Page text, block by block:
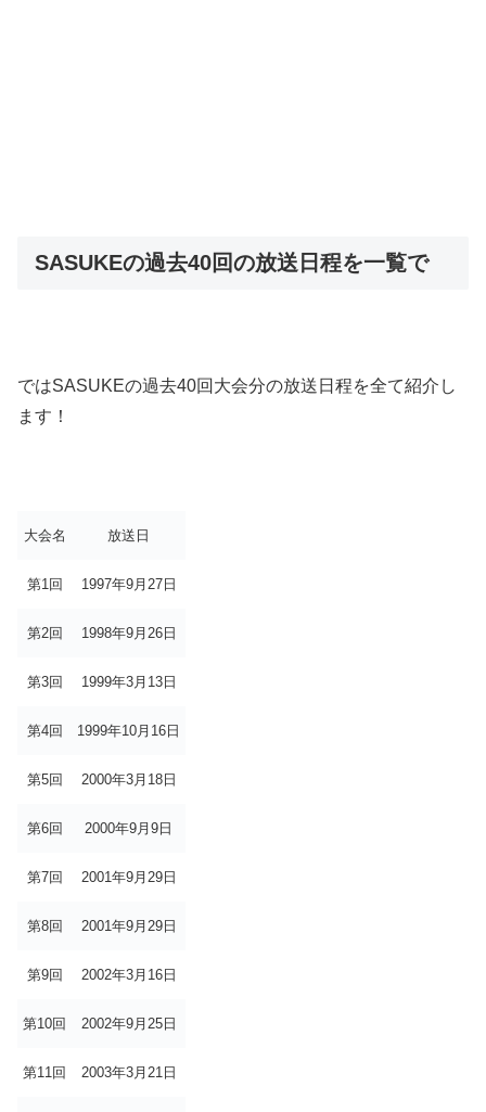
SASUKEの過去40回の放送日程を一覧で
ではSASUKEの過去40回大会分の放送日程を全て紹介し
ます！
大会名 放送日
第1回 1997年9月27日
第2回 1998年9月26日
第3回 1999年3月13日
第4回 1999年10月16日
第5回 2000年3月18日
第6回 2000年9月9日
第7回 2001年9月29日
第8回 2001年9月29日
第9回 2002年3月16日
第10回 2002年9月25日
第11回 2003年3月21日